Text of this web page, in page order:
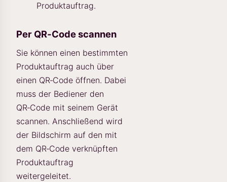
Produktauftrag.
Per QR‑Code scannen
Sie können einen bestimmten
Produktauftrag auch über
einen QR‑Code öffnen. Dabei
muss der Bediener den
QR‑Code mit seinem Gerät
scannen. Anschließend wird
der Bildschirm auf den mit
dem QR‑Code verknüpften
Produktauftrag
weitergeleitet.